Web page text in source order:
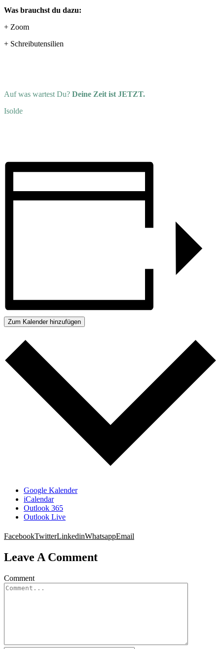
Was brauchst du dazu:
+ Zoom
+ Schreibutensilien
Auf was wartest Du? Deine Zeit ist JETZT.
Isolde
Zum Kalender hinzufügen
Google Kalender
iCalendar
Outlook 365
Outlook Live
FacebookTwitterLinkedinWhatsappEmail
Leave A Comment
Comment